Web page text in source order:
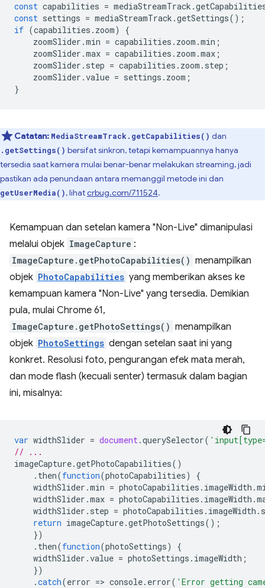
const capabilities = mediaStreamTrack .
const settings = mediaStreamTrack .getSettings();
if (capabilities . zoom)
{
zoomSlider .min = capabilities . zoom .min ;
zoomSlider .max = capabilities . zoom .max ;
zoomSlider . step = capabilities . zoom . step ;
zoomSlider .value = settings . zoom ;
}
Catatan: MediaStreamTrack.getCapabilities() dan
.getSettings() bersifat sinkron, tetapi kemampuannya hanya
tersedia saat kamera mulai benar-benar melakukan streaming, jadi
pastikan ada penundaan antara memanggil metode ini dan
getUserMedia(), lihatcrbug.com/711524.
Kemampuan dan setelan kamera "Non-Live" dimanipulasi
melalui objek ImageCapture :
ImageCapture.getPhotoCapabilities() menampilkan
objek PhotoCapabilities yang memberikan akses ke
kemampuan kamera "Non-Live" yang tersedia. Demikian
pula, mulai Chrome 61,
ImageCapture.getPhotoSettings() menampilkan
objek PhotoSettings dengan setelan saat ini yang
konkret. Resolusi foto, pengurangan efek mata merah,
dan mode flash (kecuali senter) termasuk dalam bagian
ini, misalnya:
var widthSlider = document.querySelector(
// ...
imageCapture.getPhotoCapabilities()
. then(function(photoCapabilities)
{
widthSlider .min = photoCapabilities . imageWidth .
widthSlider .max = photoCapabilities . imageWidth .
widthSlider . step = photoCapabilities . imageWidth .
return imageCapture.getPhotoSettings();
})
. then(function(photoSettings)
{
widthSlider .value = photoSettings . imageWidth ;
})
.catch(error => console. error( 'Error getting